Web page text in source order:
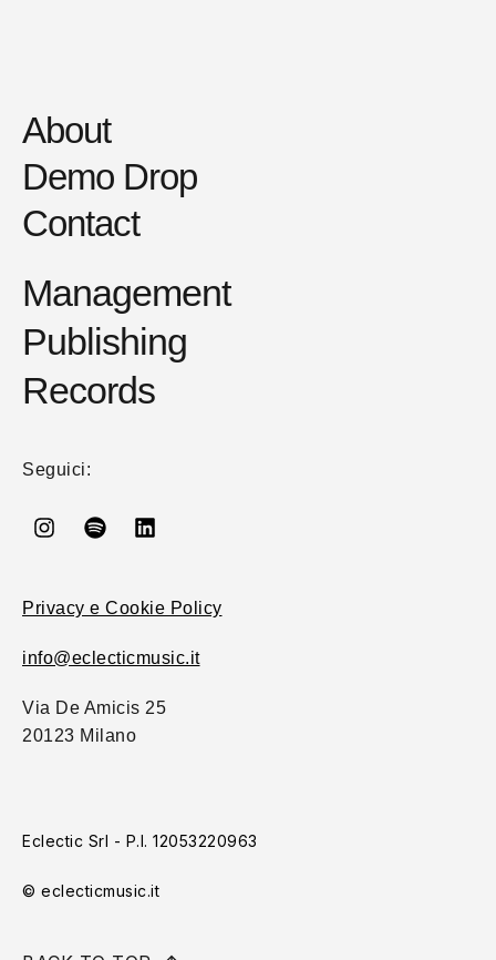
About
Demo Drop
Contact
Management
Publishing
Records
Seguici:
Privacy e Cookie Policy
info@eclecticmusic.it
Via De Amicis 25
20123 Milano
Eclectic Srl - P.I. 12053220963
© eclecticmusic.it